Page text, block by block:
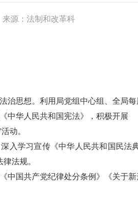
来源： 法制和改革科
治思想。利用局党组中心组、全局
中华人民共和国宪法》，积极开展
动。
入学习宣传《中华人民共和国民法
法规。
中国共产党纪律处分条例》《关于